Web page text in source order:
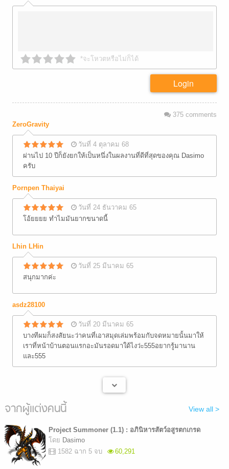
*จะโหวตหรือไม่ก็ได้
Login
375comments
ZeroGravity
วันที่ 4 ตุลาคม 68
ผ่านไป 10 ปีก็ยังยกให้เป็นหนึ่งในผลงานที่ดีที่สุดของคุณ Dasimo
ครับ
Pornpen Thaiyai
วันที่ 24 ธันวาคม 65
โอ้ยยยย ทำไมมันยากขนาดนี้
Lhin LHin
วันที่ 25 มีนาคม 65
สนุกมากค่ะ
asdz28100
วันที่ 20 มีนาคม 65
บางทีผมก็สงสัยนะว่าคนที่เอาสมุดเล่มพร้อมกับจดหมายนั้นมาให้
เราที่หน้าบ้านตอนแรกอะมันรอดมาใด้ไงว่ะ555อยากรู้มานาน
และ555
จากผู้แต่งคนนี้ View all >
Project Summoner (1.1) : อภินิหารสัตว์อสูรตกเกรด
โดย Dasimo
1582 ฉาก 5 จบ
60,291